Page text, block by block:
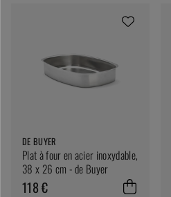
DE BUYER
Plat à four en acier inoxydable,
38 x 26 cm - de Buyer
118 €